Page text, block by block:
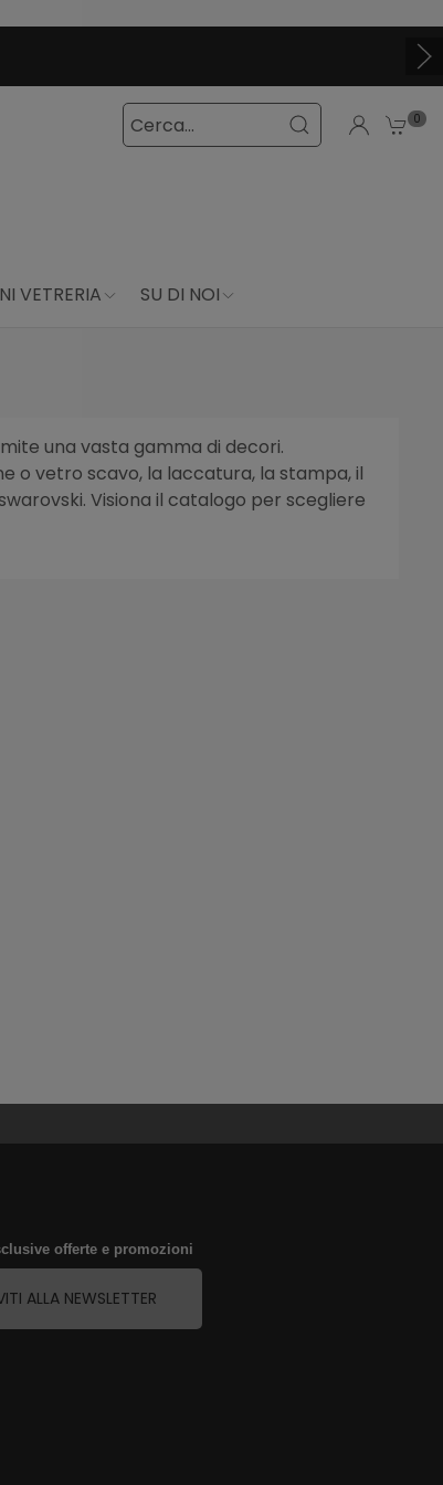
0
VETRERIA SU DI NOI
una vasta gamma di decori.
o vetro scavo, la laccatura, la stampa, il
Visiona il catalogo per scegliere
offerte e promozioni
ALLA NEWSLETTER